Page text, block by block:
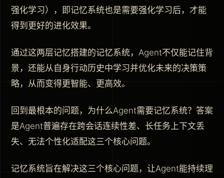
强化学习），即记忆系统也是需要强化学习后，才能
得到更好的进化效果。
通过这两层记忆搭建的记忆系统，Agent不仅能记住背
景，还能从自身行动历史中学习并优化未来的决策策
略，从而变得更智能、更高效。
回到最根本的问题，为什么Agent需要记忆系统？答案
是Agent普遍存在跨会话连续性差、长任务上下文丢
失、无法个性化适配这三个核心问题。
记忆系统旨在解决这三个核心问题，让Agent能持续理